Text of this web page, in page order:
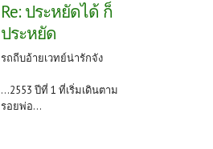
Re: ประหยัดได้ ก็
ประหยัด
รถถีบอ้ายเวทย์น่ารักจัง
...2553 ปีที่ 1 ที่เริ่มเดินตาม
รอยพ่อ...